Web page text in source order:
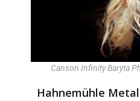
Canson Infinity Baryta
Hahnemühle